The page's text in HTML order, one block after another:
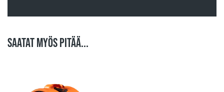
SAATAT MYÖS PITÄÄ...